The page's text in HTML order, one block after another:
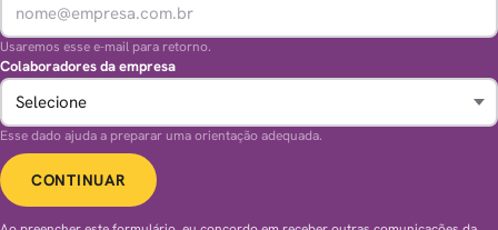
Usaremos esse e-mail para retorno.
Colaboradores da empresa
Esse dado ajuda a preparar uma orientação adequada.
CONTINUAR